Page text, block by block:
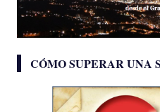
CÓMO SUPERAR UNA